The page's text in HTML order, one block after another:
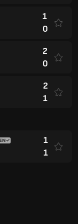
1
0
2
0
2
1
1
1